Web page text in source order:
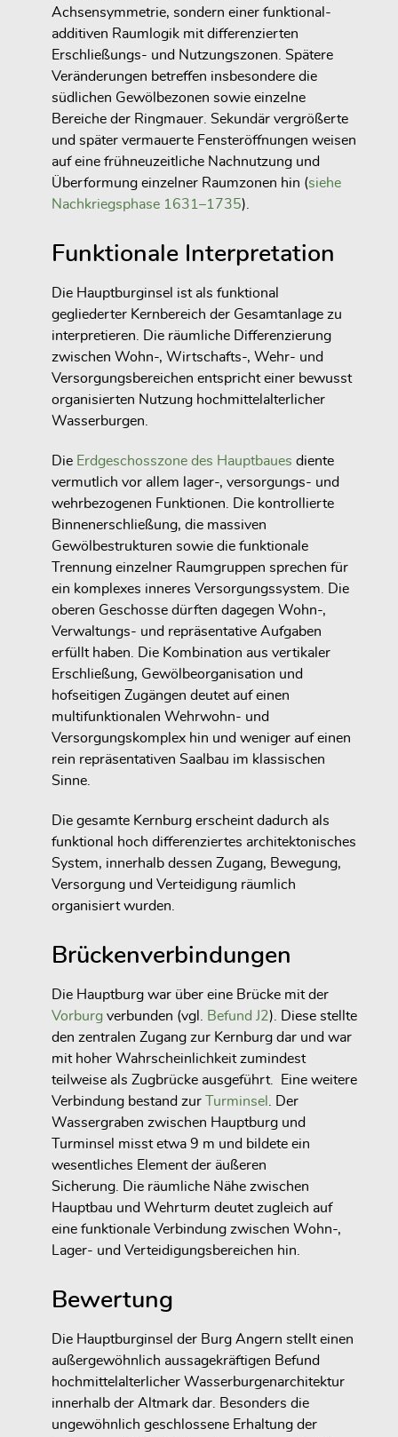
Achsensymmetrie, sondern einer funktional-
additiven Raumlogik mit differenzierten
Erschließungs- und Nutzungszonen. Spätere
Veränderungen betreffen insbesondere die
südlichen Gewölbezonen sowie einzelne
Bereiche der Ringmauer. Sekundär vergrößerte
und später vermauerte Fensteröffnungen weisen
auf eine frühneuzeitliche Nachnutzung und
Überformung einzelner Raumzonen hin (siehe
Nachkriegsphase 1631–1735).
Funktionale Interpretation
Die Hauptburginsel ist als funktional
gegliederter Kernbereich der Gesamtanlage zu
interpretieren. Die räumliche Differenzierung
zwischen Wohn-, Wirtschafts-, Wehr- und
Versorgungsbereichen entspricht einer bewusst
organisierten Nutzung hochmittelalterlicher
Wasserburgen.
Die Erdgeschosszone des Hauptbaues diente
vermutlich vor allem lager-, versorgungs- und
wehrbezogenen Funktionen. Die kontrollierte
Binnenerschließung, die massiven
Gewölbestrukturen sowie die funktionale
Trennung einzelner Raumgruppen sprechen für
ein komplexes inneres Versorgungssystem. Die
oberen Geschosse dürften dagegen Wohn-,
Verwaltungs- und repräsentative Aufgaben
erfüllt haben. Die Kombination aus vertikaler
Erschließung, Gewölbeorganisation und
hofseitigen Zugängen deutet auf einen
multifunktionalen Wehrwohn- und
Versorgungskomplex hin und weniger auf einen
rein repräsentativen Saalbau im klassischen
Sinne.
Die gesamte Kernburg erscheint dadurch als
funktional hoch differenziertes architektonisches
System, innerhalb dessen Zugang, Bewegung,
Versorgung und Verteidigung räumlich
organisiert wurden.
Brückenverbindungen
Die Hauptburg war über eine Brücke mit der
Vorburg verbunden (vgl. Befund J2). Diese stellte
den zentralen Zugang zur Kernburg dar und war
mit hoher Wahrscheinlichkeit zumindest
teilweise als Zugbrücke ausgeführt. Eine weitere
Verbindung bestand zur
Turminsel
. Der
Wassergraben zwischen Hauptburg und
Turminsel misst etwa 9 m und bildete ein
wesentliches Element der äußeren
Sicherung. Die räumliche Nähe zwischen
Hauptbau und Wehrturm deutet zugleich auf
eine funktionale Verbindung zwischen Wohn-,
Lager- und Verteidigungsbereichen hin.
Bewertung
Die Hauptburginsel der Burg Angern stellt einen
außergewöhnlich aussagekräftigen Befund
hochmittelalterlicher Wasserburgenarchitektur
innerhalb der Altmark dar. Besonders die
ungewöhnlich geschlossene Erhaltung der